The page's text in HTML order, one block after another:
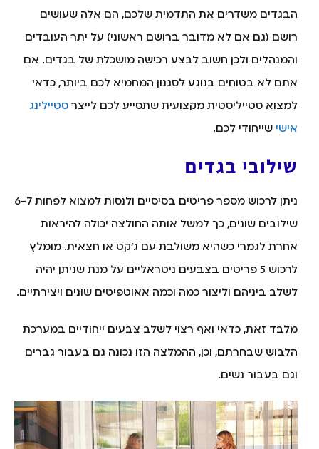
הבגדים משדרים את התדמית שלכם, הם אלה שעושים
רושם (גם אם לא מדובר ברושם ראשוני) על יתר העובדים
והמנהלים ולכן חשוב לבצע רכישה מושכלת של בגדים. אם
אתם לא בטוחים בנוגע לסגנון המחמיא לכם ביותר, כדאי
למצוא סטייליסטית מקצועית שתסייע לכם לייצר סטיילינג
אישי שייחודי לכם.
שילובי בגדים
ניתן לרכוש מספר פריטים בסיסיים ולנסות למצוא לפחות 6-7
שילובים שונים, כך למשל אותה החולצה יכולה להיראות
אחרת לגמרי כשהיא משולבת עם ג'קט או חצאית. מומלץ
לרכוש 5 פריטים בצבעים ניטראליים על מנת שניתן יהיה
לשלב ביניהם וליצור כמה וכמה אאוטפיטים שונים ויצירתיים.
מלבד זאת, כדאי ואף רצוי לשלב צבעים ייחודיים במערכת
הלבוש שבחרתם, וכן, ההמלצה הזו נכונה גם בעבור גברים
וגם בעבור נשים.